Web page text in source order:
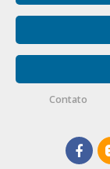
Contato